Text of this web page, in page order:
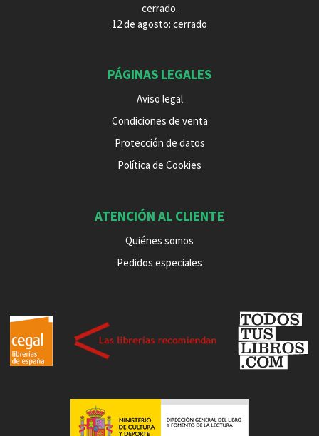
cerrado.
12 de agosto: cerrado
PÁGINAS LEGALES
Aviso legal
Condiciones de venta
Protección de datos
Política de Cookies
ATENCIÓN AL CLIENTE
Quiénes somos
Pedidos especiales